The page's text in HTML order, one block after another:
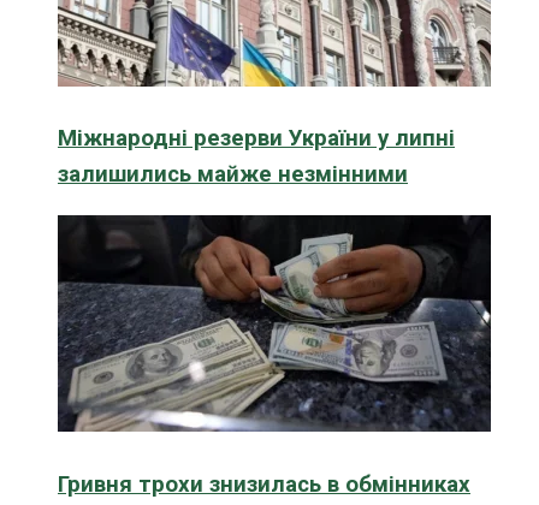
Міжнародні резерви України у липні
залишились майже незмінними
Гривня трохи знизилась в обмінниках